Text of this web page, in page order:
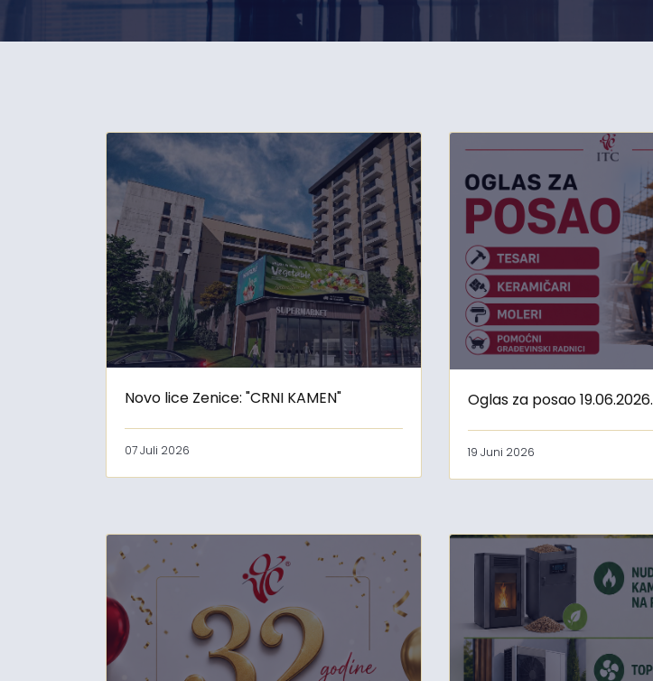
Novo lice Zenice: "CRNI KAMEN"
07 Juli 2026
Oglas za posao 19.06.2026.
19 Juni 2026